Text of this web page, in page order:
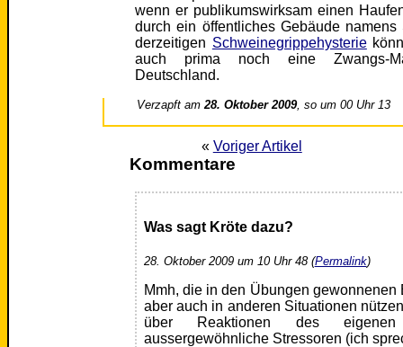
wenn er publikumswirksam einen
durch ein öffentliches Gebäude
derzeitigen Schweinegrippehysterie
auch prima noch eine Zwangs-
Deutschland.
Verzapft am28. Oktober 2009, so um 00 Uhr 13
« Voriger Artikel
Kommentare
Was sagt Kröte dazu?
28. Oktober 2009 um 10 Uhr 48 (Permalink)
Mmh, die in den Übungen
aber auch in anderen Situationen
über Reaktionen des
aussergewöhnliche Stressoren (ich